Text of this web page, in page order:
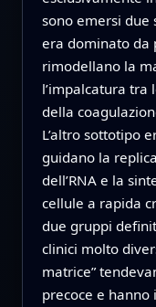
sono emersi due
era dominato da
rimodellano la
l’impalcatura
della
L’altro sottotipo
guidano la
dell’RNA e la
cellule a rapida
due gruppi
clinici molto
matrice”
precoce e